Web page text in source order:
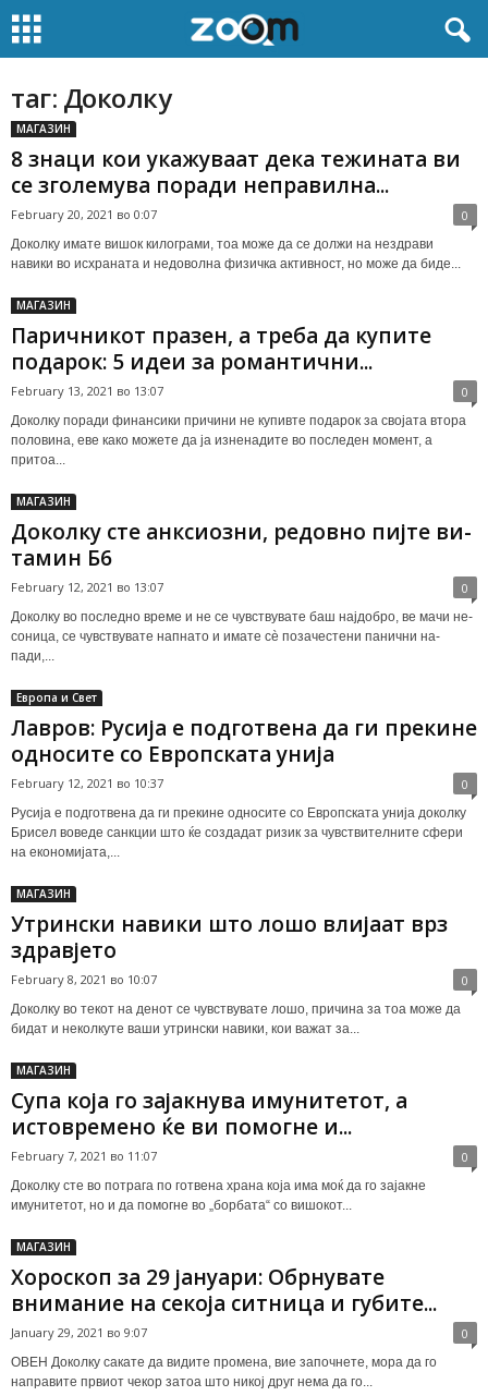
таг: Доколку
МАГАЗИН
8 знаци кои укажуваат дека тежината ви
се зголемува поради неправилна...
February 20, 2021 во 0:07 0
Доколку имате вишок килограми, тоа може да се должи на нездрави
навики во исхраната и недоволна физичка активност, но може да биде...
МАГАЗИН
Паричникот празен, а треба да купите
подарок: 5 идеи за романтични...
February 13, 2021 во 13:07 0
Доколку поради финансики причини не купивте подарок за својата втора
половина, еве како можете да ја изненадите во последен момент, а
притоа...
МАГАЗИН
До­кол­ку сте ан­кси­озни, ре­дов­но пиј­те ви­
та­мин Б6
February 12, 2021 во 13:07 0
До­кол­ку во по­след­но вре­ме и не се чув­ству­ва­те баш нај­добро, ве ма­чи не­
со­ница, се чув­ству­ва­те нап­на­то и има­те сè по­за­чес­те­ни па­нич­ни на­
пади,...
Европа и Свет
Лавров: Русија е подготвена да ги прекине
односите со Европската унија
February 12, 2021 во 10:37 0
Русија е подготвена да ги прекине односите со Европската унија доколку
Брисел воведе санкции што ќе создадат ризик за чувствителните сфери
на економијата,...
МАГАЗИН
Утрин­ски на­ви­ки што ло­шо вли­ја­ат врз
здрав­јето
February 8, 2021 во 10:07 0
До­кол­ку во те­кот на де­нот се чув­ству­ва­те лошо, при­чи­на за тоа мо­же да
би­дат и не­кол­ку­те ва­ши ут­рин­ски на­вики, кои ва­жат за...
МАГАЗИН
Супа која го зајакнува имунитетот, а
истовремено ќе ви помогне и...
February 7, 2021 во 11:07 0
Доколку сте во потрага по готвена храна која има моќ да го зајакне
имунитетот, но и да помогне во „борбата“ со вишокот...
МАГАЗИН
Хороскоп за 29 јануари: Обрнувате
внимание на секоја ситница и губите...
January 29, 2021 во 9:07 0
ОВЕН Доколку сакате да видите промена, вие започнете, мора да го
направите првиот чекор затоа што никој друг нема да го...